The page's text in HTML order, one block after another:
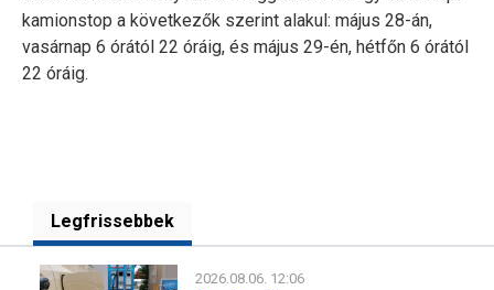
kamionstop a következők szerint alakul: május 28-án,
vasárnap 6 órától 22 óráig, és május 29-én, hétfőn 6 órától
22 óráig.
Legfrissebbek
2026.08.06. 12:06